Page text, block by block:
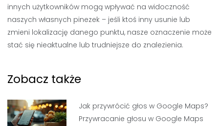
innych użytkowników mogą wpływać na widoczność
naszych własnych pinezek – jeśli ktoś inny usunie lub
zmieni lokalizację danego punktu, nasze oznaczenie może
stać się nieaktualne lub trudniejsze do znalezienia.
Zobacz także
Jak przywrócić głos w Google Maps?
Przywracanie głosu w Google Maps